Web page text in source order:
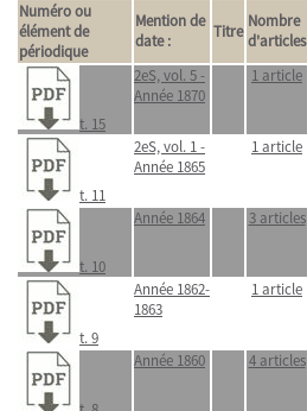
Numéro ou
élément de
périodique
Mention de
date :
Titre
Nombre
d'articles
t. 15
2eS, vol. 5 -
Année 1870
1 article
t. 11
2eS, vol. 1 -
Année 1865
1 article
t. 10
Année 1864 3 articles
t. 9
Année 1862-
1863
1 article
Année 1860 4 articles